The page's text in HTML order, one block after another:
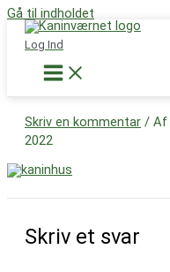
Gå til indholdet
Log Ind
Støt nu
udekanin-base
Skriv en kommentar / Af
2022
Skriv et svar